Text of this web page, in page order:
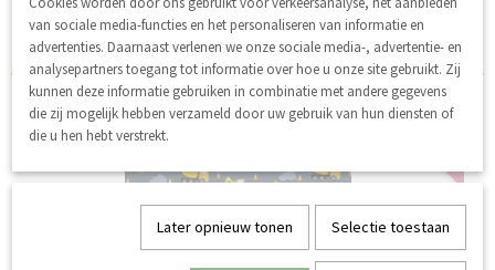
1 2 »
van sociale media-functies en het personaliseren van informatie en
advertenties. Daarnaast verlenen we onze sociale media-, advertentie- en
analysepartners toegang tot informatie over hoe u onze site gebruikt. Zij
kunnen deze informatie gebruiken in combinatie met andere gegevens
die zij mogelijk hebben verzameld door uw gebruik van hun diensten of
die u hen hebt verstrekt.
Later opnieuw tonen Selectie toestaan